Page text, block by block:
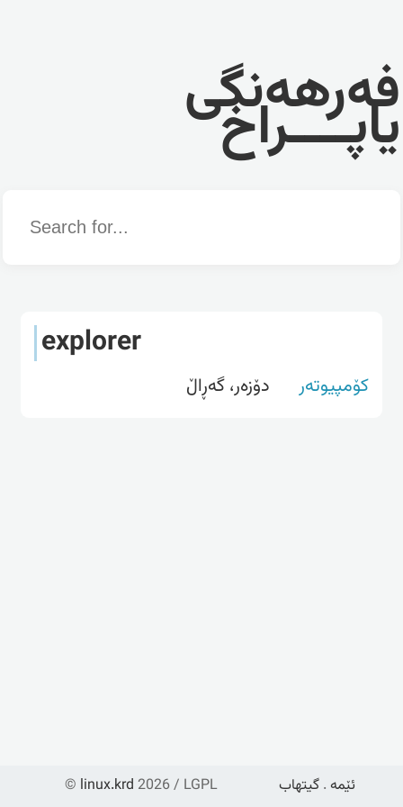
فەرهەنگی
یاپــــراخ
Word
explorer
کۆمپیوتەر دۆزه‌ر، گه‌ڕاڵ
© linux.krd 2026 / LGPL ئێمە . گیتهاب